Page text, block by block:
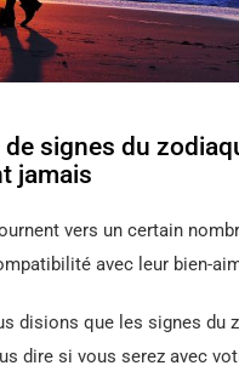
signes du
jamais
vers un certain
avec leur bien-
disions que les signes du
dire si vous serez avec